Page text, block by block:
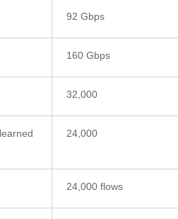
92 Gbps
160 Gbps
32,000
24,000
24,000 flows